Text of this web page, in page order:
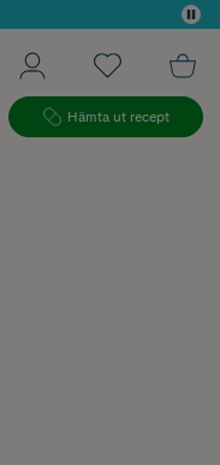
Hämta ut recept